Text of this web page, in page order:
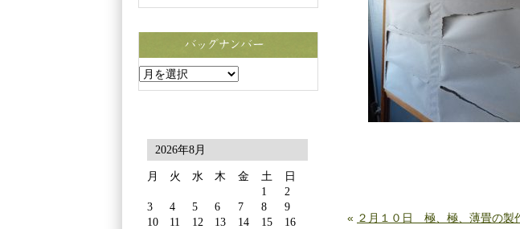
« ２月１０日 極、極、薄畳の
2026年8月
月 火 水 木 金 土
日
1
2
3
4 5 6 7 8
9
10
11 12 13 14 15
16